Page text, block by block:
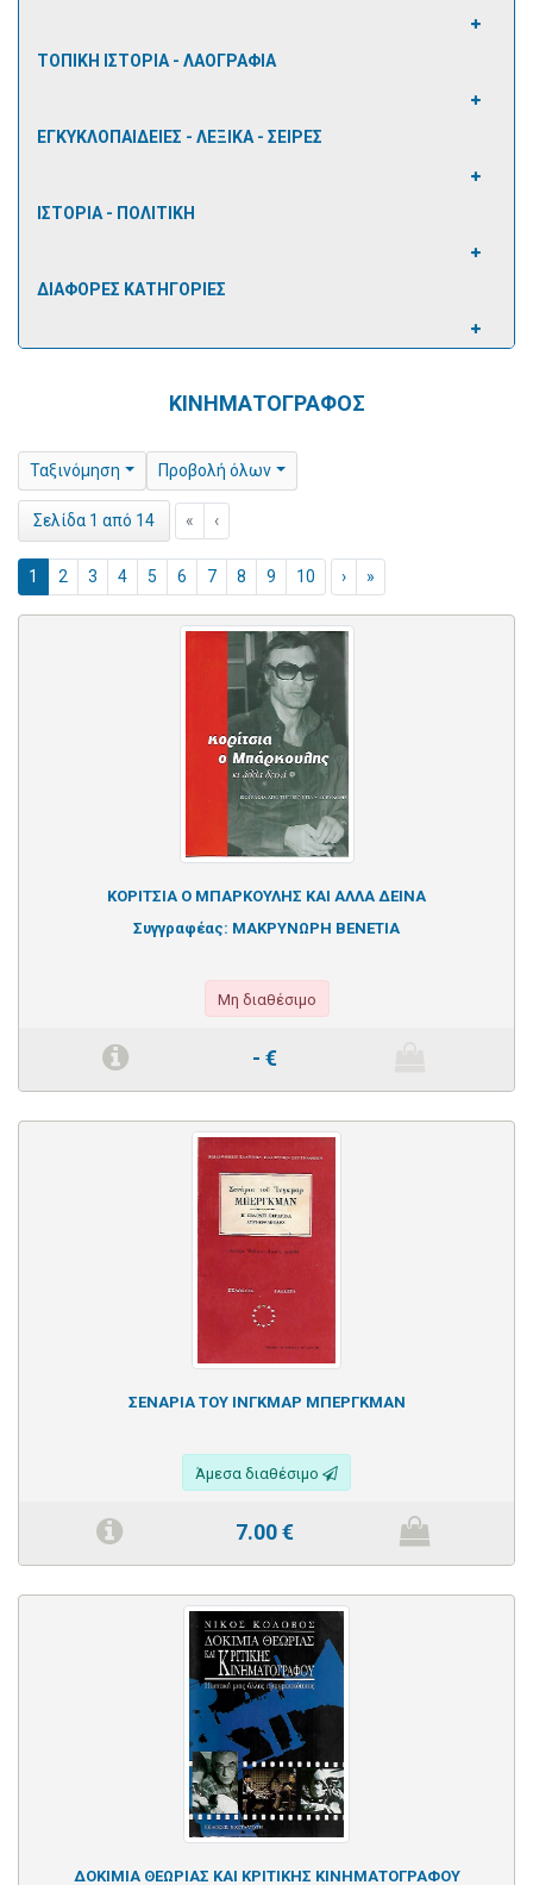
ΤΟΠΙΚΗ ΙΣΤΟΡΙΑ - ΛΑΟΓΡΑΦΙΑ
ΕΓΚΥΚΛΟΠΑΙΔΕΙΕΣ - ΛΕΞΙΚΑ - ΣΕΙΡΕΣ
ΙΣΤΟΡΙΑ - ΠΟΛΙΤΙΚΗ
ΔΙΑΦΟΡΕΣ ΚΑΤΗΓΟΡΙΕΣ
ΚΙΝΗΜΑΤΟΓΡΑΦΟΣ
Ταξινόμηση Προβολή όλων
Σελίδα 1 από 14 « ‹
1 2 3 4 5 6 7 8 9 10 › »
ΚΟΡΙΤΣΙΑ Ο ΜΠΑΡΚΟΥΛΗΣ ΚΑΙ ΑΛΛΑ ΔΕΙΝΑ
Συγγραφέας: ΜΑΚΡΥΝΩΡΗ ΒΕΝΕΤΙΑ
Μη διαθέσιμο
- €
ΣΕΝΑΡΙΑ ΤΟΥ ΙΝΓΚΜΑΡ ΜΠΕΡΓΚΜΑΝ
Άμεσα διαθέσιμο
7.00€
ΔΟΚΙΜΙΑ ΘΕΩΡΙΑΣ ΚΑΙ ΚΡΙΤΙΚΗΣ ΚΙΝΗΜΑΤΟΓΡΑΦΟΥ